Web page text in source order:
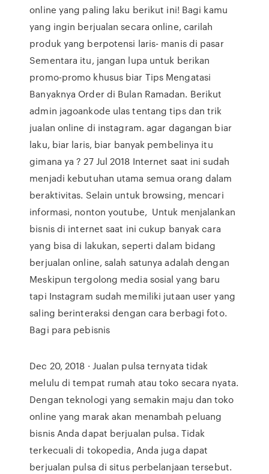
online yang paling laku berikut ini! Bagi kamu
yang ingin berjualan secara online, carilah
produk yang berpotensi laris- manis di pasar
Sementara itu, jangan lupa untuk berikan
promo-promo khusus biar Tips Mengatasi
Banyaknya Order di Bulan Ramadan. Berikut
admin jagoankode ulas tentang tips dan trik
jualan online di instagram. agar dagangan biar
laku, biar laris, biar banyak pembelinya itu
gimana ya ? 27 Jul 2018 Internet saat ini sudah
menjadi kebutuhan utama semua orang dalam
beraktivitas. Selain untuk browsing, mencari
informasi, nonton youtube, Untuk menjalankan
bisnis di internet saat ini cukup banyak cara
yang bisa di lakukan, seperti dalam bidang
berjualan online, salah satunya adalah dengan
Meskipun tergolong media sosial yang baru
tapi Instagram sudah memiliki jutaan user yang
saling berinteraksi dengan cara berbagi foto.
Bagi para pebisnis
Dec 20, 2018 · Jualan pulsa ternyata tidak
melulu di tempat rumah atau toko secara nyata.
Dengan teknologi yang semakin maju dan toko
online yang marak akan menambah peluang
bisnis Anda dapat berjualan pulsa. Tidak
terkecuali di tokopedia, Anda juga dapat
berjualan pulsa di situs perbelanjaan tersebut.